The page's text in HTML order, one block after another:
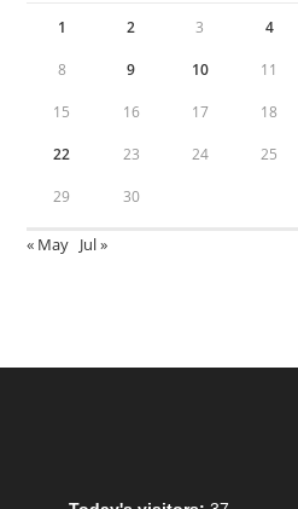
1 2 3 4
8 9 10 11
15 16 17 18
22 23 24 25
29 30
« May Jul »